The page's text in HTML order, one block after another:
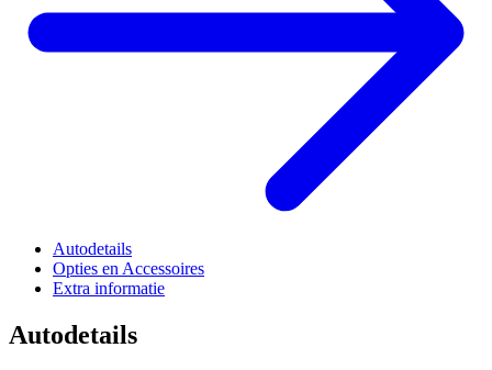
Autodetails
Opties en Accessoires
Extra informatie
Autodetails